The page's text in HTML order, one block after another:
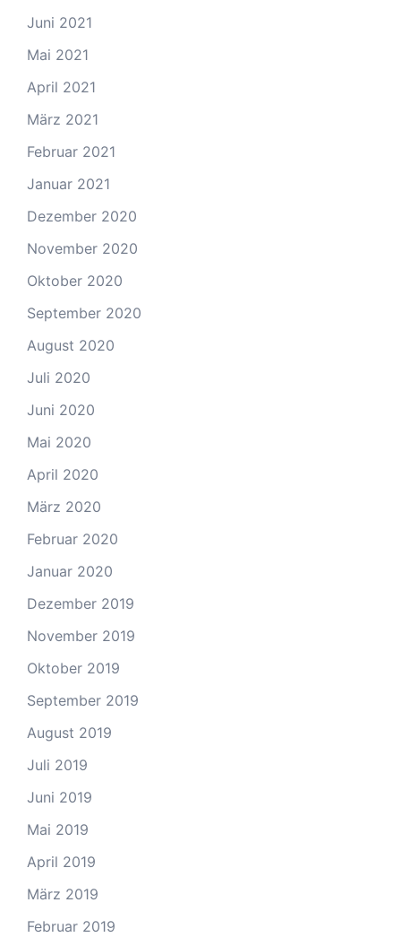
Juni 2021
Mai 2021
April 2021
März 2021
Februar 2021
Januar 2021
Dezember 2020
November 2020
Oktober 2020
September 2020
August 2020
Juli 2020
Juni 2020
Mai 2020
April 2020
März 2020
Februar 2020
Januar 2020
Dezember 2019
November 2019
Oktober 2019
September 2019
August 2019
Juli 2019
Juni 2019
Mai 2019
April 2019
März 2019
Februar 2019